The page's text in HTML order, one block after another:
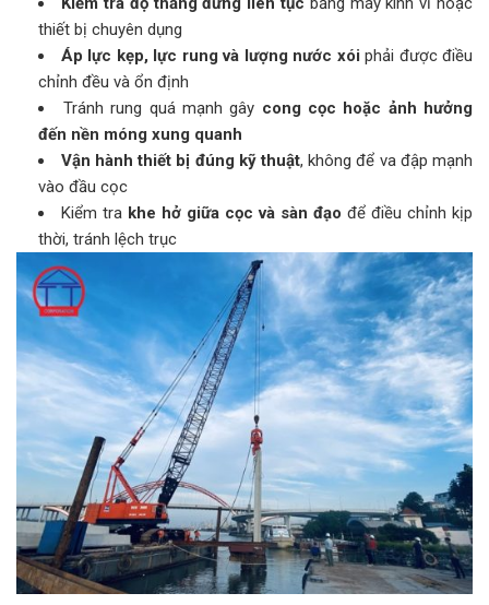
thiết bị chuyên dụng
Áp lực kẹp, lực rung và lượng nước xói phải được điều
chỉnh đều và ổn định
Tránh rung quá mạnh gây cong cọc hoặc ảnh hưởng
đến nền móng xung quanh
Vận hành thiết bị đúng kỹ thuật, không để va đập mạnh
vào đầu cọc
Kiểm tra khe hở giữa cọc và sàn đạo để điều chỉnh kịp
thời, tránh lệch trục